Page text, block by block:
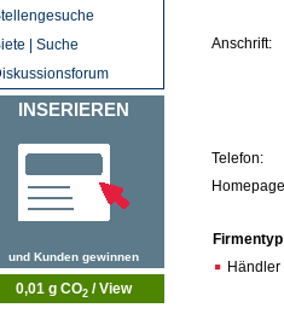
Anschrift:
Telefon:
Händler
| Suche
INSERIEREN
und Kunden gewinnen
0,01 g CO2 / View